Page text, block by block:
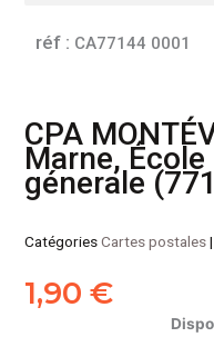
réf : CA77144 0001
CPA
Marne, École
génerale
CatégoriesCartes postales
1,90€